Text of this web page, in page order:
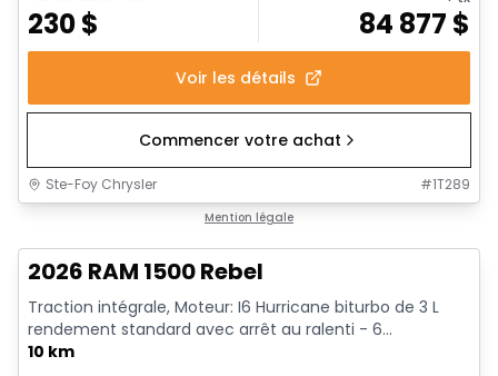
230$ 84 877 $
Voir les détails
Commencer votre achat
Ste-Foy Chrysler #1T289
Mention légale
2026 RAM 1500 Rebel
Traction intégrale, Moteur: I6 Hurricane biturbo de 3 L
rendement standard avec arrêt au ralenti - 6...
10 km